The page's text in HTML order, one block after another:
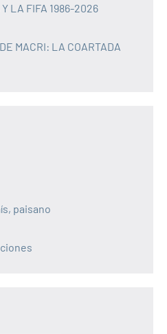
LA FIFA 1986-2026
MACRI: LA COARTADA
paisano